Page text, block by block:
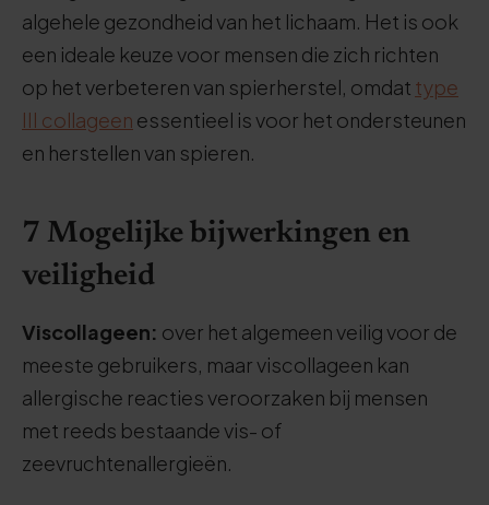
algehele gezondheid van het lichaam. Het is ook
een ideale keuze voor mensen die zich richten
op het verbeteren van spierherstel, omdat type
III collageen essentieel is voor het ondersteunen
en herstellen van spieren.
7 Mogelijke bijwerkingen en
veiligheid
Viscollageen: over het algemeen veilig voor de
meeste gebruikers, maar viscollageen kan
allergische reacties veroorzaken bij mensen
met reeds bestaande vis- of
zeevruchtenallergieën.